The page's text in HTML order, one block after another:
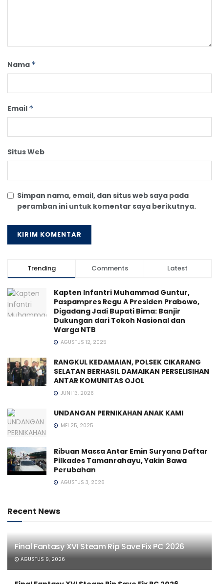
Nama *
Email *
Situs Web
Simpan nama, email, dan situs web saya pada
peramban ini untuk komentar saya berikutnya.
Trending Comments Latest
Kapten Infantri Muhammad Guntur,
Paspampres Regu A Presiden Prabowo,
Digadang Jadi Bupati Bima: Banjir
Dukungan dari Tokoh Nasional dan
Warga NTB
AGUSTUS 12, 2025
RANGKUL KEDAMAIAN, POLSEK CIKARANG
SELATAN BERHASIL DAMAIKAN PERSELISIHAN
ANTAR KOMUNITAS OJOL
JUNI 13, 2026
UNDANGAN PERNIKAHAN ANAK KAMI
MEI 25, 2025
Ribuan Massa Antar Emin Suryana Daftar
Pilkades Tamanrahayu, Yakin Bawa
Perubahan
AGUSTUS 3, 2026
Recent News
Final Fantasy XVI Steam Rip Save Fix PC 2026
AGUSTUS 9, 2026